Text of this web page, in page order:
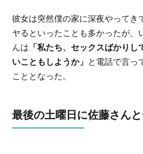
彼女は突然僕の家に深夜やってき
ヤるといったことも多かったが、
んは 「私たち、セックスばかり
いこともしようか」 と電話で言っ
こととなった。
最後の土曜日に佐藤さんと